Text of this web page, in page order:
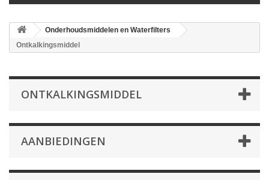
Onderhoudsmiddelen en Waterfilters
Ontkalkingsmiddel
ONTKALKINGSMIDDEL
AANBIEDINGEN